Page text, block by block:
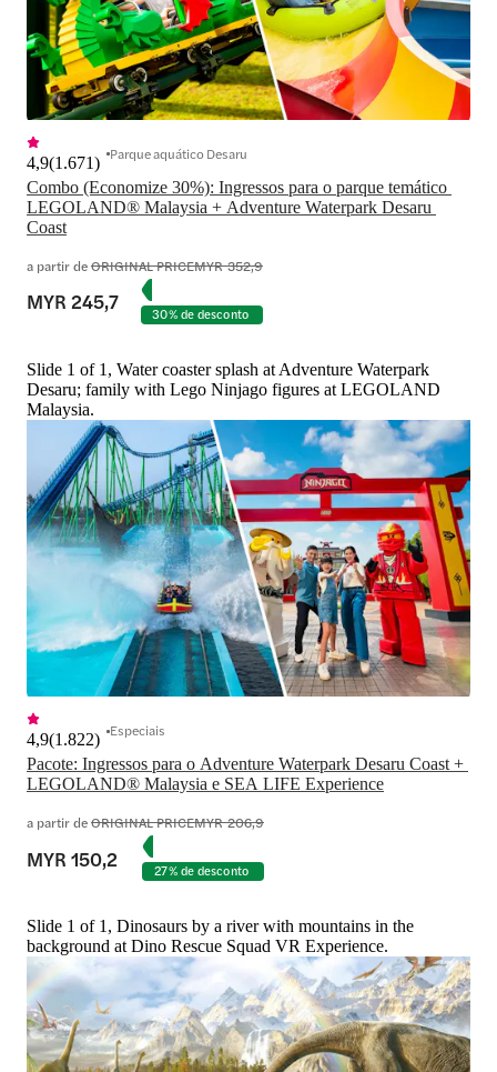
Combo (Economize 30%): Ingressos para o parque temático
LEGOLAND® Malaysia + Adventure Waterpark Desaru
Coast
4,9(1.671) Parque aquático Desaru
a partir deORIGINAL PRICEMYR 352,9
MYR 245,7 30% de desconto
Slide 1 of 1, Water coaster splash at Adventure Waterpark
Desaru; family with Lego Ninjago figures at LEGOLAND
Malaysia.
Pacote: Ingressos para o Adventure Waterpark Desaru Coast +
LEGOLAND® Malaysia e SEA LIFE Experience
4,9(1.822) Especiais
a partir deORIGINAL PRICEMYR 206,9
MYR 150,2 27% de desconto
Slide 1 of 1, Dinosaurs by a river with mountains in the
background at Dino Rescue Squad VR Experience.